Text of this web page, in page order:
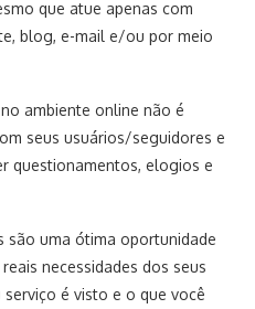
que atue apenas com
blog, e-mail e/ou por meio
ambiente online não é
seus usuários/seguidores e
questionamentos, elogios e
são uma ótima oportunidade
necessidades dos seus
é visto e o que você